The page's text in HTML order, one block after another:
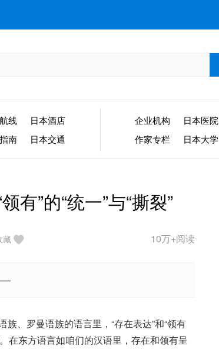
线
日本酒店
南 日本交通
企业机构 日本医院
作家专栏
日本大学
有”的“统一”与“撕裂”
藏 10万+阅读
、罗曼语族的语言里，“存在表达”和“领有
在东方语言如咱们的汉语里，存在和领有呈